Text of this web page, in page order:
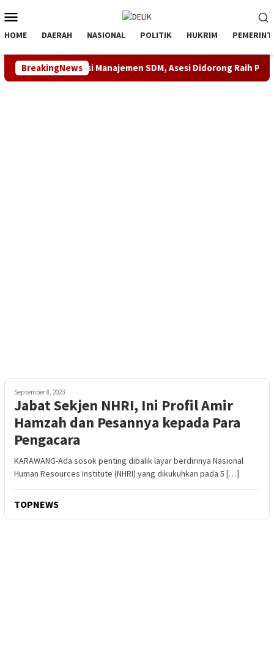
ke
kontenMobile
HOME DAERAH NASIONAL POLITIK HUKRIM
BreakingNews
Kompetensi Manajemen SDM, Asesi Didorong Raih Predikat
September 8, 2023
Jabat Sekjen NHRI, Ini Profil Amir
Hamzah dan Pesannya kepada Para
Pengacara
KARAWANG-Ada sosok penting dibalik layar berdirinya Nasional
Human Resources Institute (NHRI) yang dikukuhkan pada 5 […]
TOPNEWS